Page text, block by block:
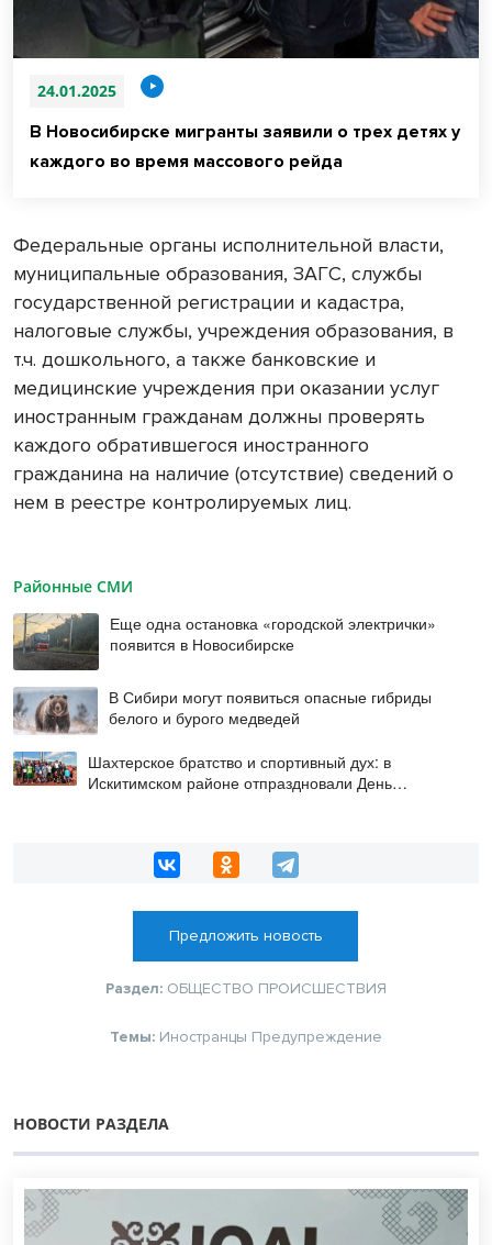
24.01.2025
В Новосибирске мигранты заявили о трех детях у
каждого во время массового рейда
Федеральные органы исполнительной власти,
муниципальные образования, ЗАГС, службы
государственной регистрации и кадастра,
налоговые службы, учреждения образования, в
т.ч. дошкольного, а также банковские и
медицинские учреждения при оказании услуг
иностранным гражданам должны проверять
каждого обратившегося иностранного
гражданина на наличие (отсутствие) сведений о
нем в реестре контролируемых лиц.
Районные СМИ
Еще одна остановка «городской электрички»
появится в Новосибирске
В Сибири могут появиться опасные гибриды
белого и бурого медведей
Шахтерское братство и спортивный дух: в
Искитимском районе отпраздновали День
Предложить новость
Раздел: ОБЩЕСТВО ПРОИСШЕСТВИЯ
Темы: Иностранцы Предупреждение
НОВОСТИ РАЗДЕЛА